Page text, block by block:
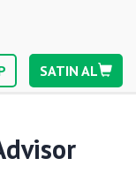
SATIN AL